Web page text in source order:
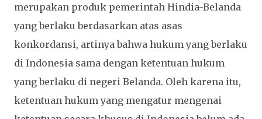
merupakan produk pemerintah Hindia-Belanda
yang berlaku berdasarkan atas asas
konkordansi, artinya bahwa hukum yang berlaku
di Indonesia sama dengan ketentuan hukum
yang berlaku di negeri Belanda. Oleh karena itu,
ketentuan hukum yang mengatur mengenai